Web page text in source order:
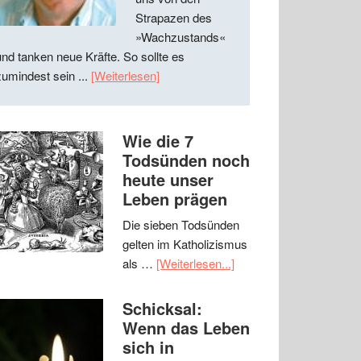
Strapazen des
»Wachzustands«
tanken neue Kräfte. So sollte es
sein ... [Weiterlesen]
Wie die 7
Todsünden noch
heute unser
Leben prägen
Die sieben Todsünden
gelten im Katholizismus
als … [Weiterlesen...]
Schicksal:
Wenn das Leben
sich in